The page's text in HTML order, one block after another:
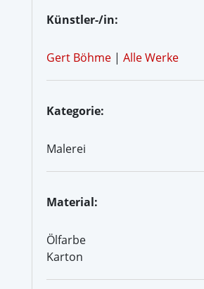
Künstler-/in:
Gert Böhme | Alle Werke
Kategorie:
Malerei
Material:
Ölfarbe
Karton